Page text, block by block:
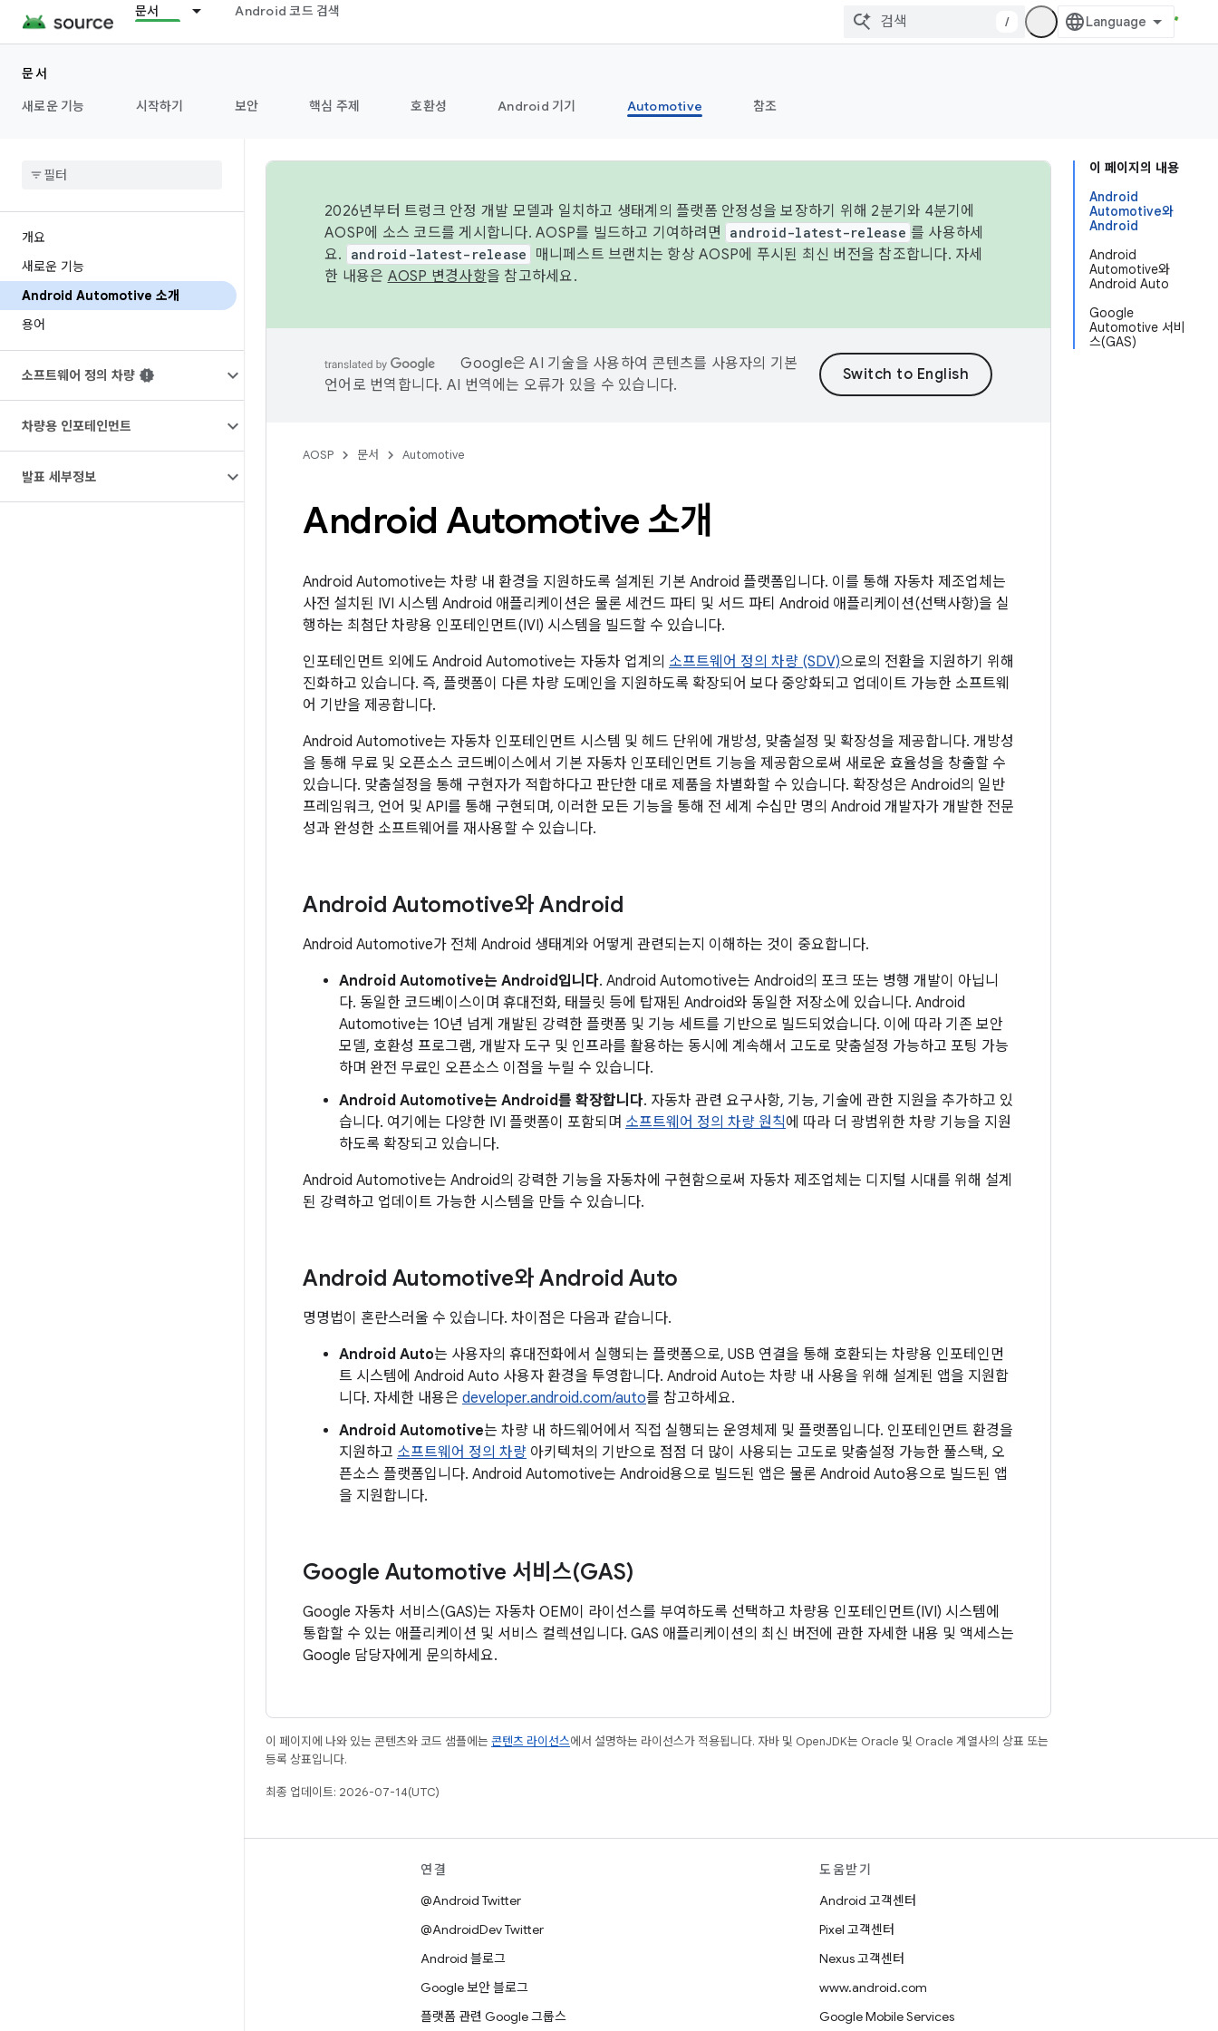
문서 Android 코드 검색
/
문서
새로운 기능
시작하기 보안 핵심 주제 호환성 Android 기기 Automotive 참조
개요
새로운 기능
Android Automotive 소개
용어
소프트웨어 정의 차량
차량용 인포테인먼트
발표 세부정보
이 페이지의 내용
Android
Automotive와
Android
Android
Automotive와
Android Auto
Google
Automotive 서비
스(GAS)
2026년부터 트렁크 안정 개발 모델과 일치하고 생태계의 플랫폼 안정성을 보장하기 위해 2분기와 4분기에
AOSP에 소스 코드를 게시합니다. AOSP를 빌드하고 기여하려면
android-latest-release 를 사용하세
요.
android-latest-release
매니페스트 브랜치는 항상 AOSP에 푸시된 최신 버전을 참조합니다. 자세
한 내용은 AOSP 변경사항을 참고하세요.
Google은 AI 기술을 사용하여 콘텐츠를 사용자의 기본
언어로 번역합니다. AI 번역에는 오류가 있을 수 있습니다.
AOSP 문서 Automotive
Android Automotive 소개
Android Automotive는 차량 내 환경을 지원하도록 설계된 기본 Android 플랫폼입니다. 이를 통해 자동차 제조업체는
사전 설치된 IVI 시스템 Android 애플리케이션은 물론 세컨드 파티 및 서드 파티 Android 애플리케이션(선택사항)을 실
행하는 최첨단 차량용 인포테인먼트(IVI) 시스템을 빌드할 수 있습니다.
인포테인먼트 외에도 Android Automotive는 자동차 업계의 소프트웨어 정의 차량 (SDV)으로의 전환을 지원하기 위해
진화하고 있습니다. 즉, 플랫폼이 다른 차량 도메인을 지원하도록 확장되어 보다 중앙화되고 업데이트 가능한 소프트웨
어 기반을 제공합니다.
Android Automotive는 자동차 인포테인먼트 시스템 및 헤드 단위에 개방성, 맞춤설정 및 확장성을 제공합니다. 개방성
을 통해 무료 및 오픈소스 코드베이스에서 기본 자동차 인포테인먼트 기능을 제공함으로써 새로운 효율성을 창출할 수
있습니다. 맞춤설정을 통해 구현자가 적합하다고 판단한 대로 제품을 차별화할 수 있습니다. 확장성은 Android의 일반
프레임워크, 언어 및 API를 통해 구현되며, 이러한 모든 기능을 통해 전 세계 수십만 명의 Android 개발자가 개발한 전문
성과 완성한 소프트웨어를 재사용할 수 있습니다.
Android Automotive와 Android
Android Automotive가 전체 Android 생태계와 어떻게 관련되는지 이해하는 것이 중요합니다.
Android Automotive는 Android입니다. Android Automotive는 Android의 포크 또는 병행 개발이 아닙니
다. 동일한 코드베이스이며 휴대전화, 태블릿 등에 탑재된 Android와 동일한 저장소에 있습니다. Android
Automotive는 10년 넘게 개발된 강력한 플랫폼 및 기능 세트를 기반으로 빌드되었습니다. 이에 따라 기존 보안
모델, 호환성 프로그램, 개발자 도구 및 인프라를 활용하는 동시에 계속해서 고도로 맞춤설정 가능하고 포팅 가능
하며 완전 무료인 오픈소스 이점을 누릴 수 있습니다.
Android Automotive는 Android를 확장합니다. 자동차 관련 요구사항, 기능, 기술에 관한 지원을 추가하고 있
습니다. 여기에는 다양한 IVI 플랫폼이 포함되며 소프트웨어 정의 차량 원칙에 따라 더 광범위한 차량 기능을 지원
하도록 확장되고 있습니다.
Android Automotive는 Android의 강력한 기능을 자동차에 구현함으로써 자동차 제조업체는 디지털 시대를 위해 설계
된 강력하고 업데이트 가능한 시스템을 만들 수 있습니다.
Android Automotive와 Android Auto
명명법이 혼란스러울 수 있습니다. 차이점은 다음과 같습니다.
Android Auto는 사용자의 휴대전화에서 실행되는 플랫폼으로, USB 연결을 통해 호환되는 차량용 인포테인먼
트 시스템에 Android Auto 사용자 환경을 투영합니다. Android Auto는 차량 내 사용을 위해 설계된 앱을 지원합
니다. 자세한 내용은 developer.android.com/auto를 참고하세요.
Android Automotive는 차량 내 하드웨어에서 직접 실행되는 운영체제 및 플랫폼입니다. 인포테인먼트 환경을
지원하고 소프트웨어 정의 차량 아키텍처의 기반으로 점점 더 많이 사용되는 고도로 맞춤설정 가능한 풀스택, 오
픈소스 플랫폼입니다. Android Automotive는 Android용으로 빌드된 앱은 물론 Android Auto용으로 빌드된 앱
을 지원합니다.
Google Automotive 서비스(GAS)
Google 자동차 서비스(GAS)는 자동차 OEM이 라이선스를 부여하도록 선택하고 차량용 인포테인먼트(IVI) 시스템에
통합할 수 있는 애플리케이션 및 서비스 컬렉션입니다. GAS 애플리케이션의 최신 버전에 관한 자세한 내용 및 액세스는
Google 담당자에게 문의하세요.
이 페이지에 나와 있는 콘텐츠와 코드 샘플에는 콘텐츠 라이선스에서 설명하는 라이선스가 적용됩니다. 자바 및 OpenJDK는 Oracle 및 Oracle 계열사의 상표 또는
등록 상표입니다.
최종 업데이트: 2026-07-14(UTC)
연결
@Android Twitter
@AndroidDev Twitter
Android 블로그
Google 보안 블로그
플랫폼 관련 Google 그룹스
도움받기
Android 고객센터
Pixel 고객센터
Nexus 고객센터
www.android.com
Google Mobile Services